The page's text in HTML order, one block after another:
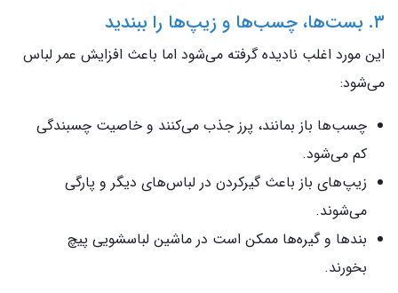
۳. بست‌ها، چسب‌ها و زیپ‌ها را ببندید
این مورد اغلب نادیده گرفته می‌شود اما باعث افزایش عمر لباس
می‌شود:
چسب‌ها باز بمانند، پرز جذب می‌کنند و خاصیت چسبندگی
کم می‌شود.
زیپ‌های باز باعث گیرکردن در لباس‌های دیگر و پارگی
می‌شوند.
بندها و گیره‌ها ممکن است در ماشین لباسشویی پیچ
بخورند.